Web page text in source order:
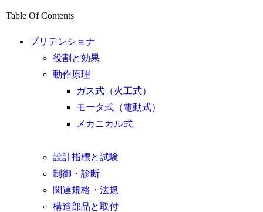
Table Of Contents
プリテンショナ
役割と効果
動作原理
ガス式（火工式）
モータ式（電動式）
メカニカル式
設計指標と試験
制御・診断
関連規格・法規
構造部品と取付